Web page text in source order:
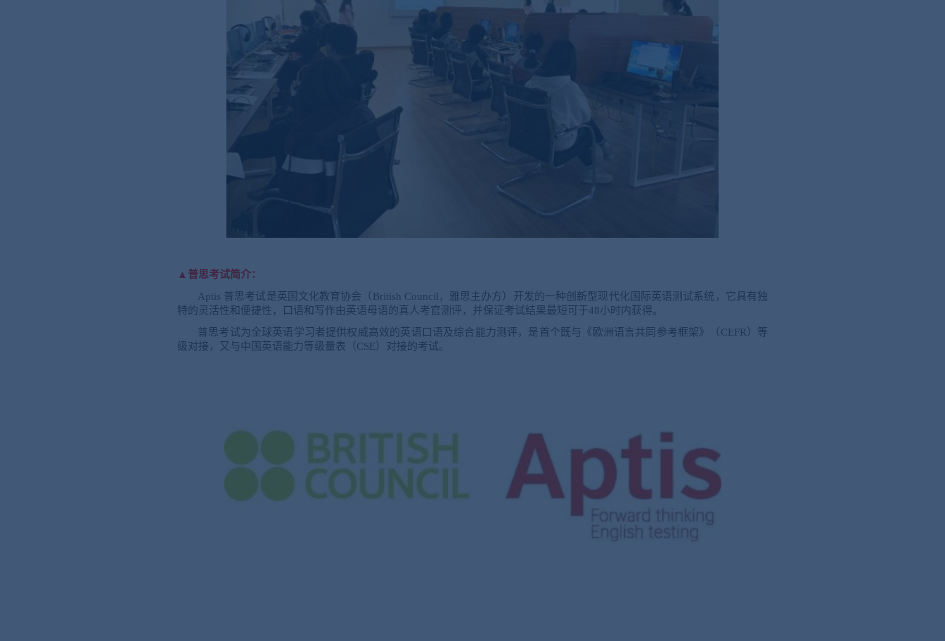
▲ 普思考试简介：
Aptis 普思考试是英国文化教育协会（British Council，雅思主办方）开发的一种创新型现代化国际英语测试系统，它具有独
特的灵活性和便捷性，口语和写作由英语母语的真人考官测评，并保证考试结果最短可于48小时内获得。
普思考试为全球英语学习者提供权威高效的英语口语及综合能力测评，是首个既与《欧洲语言共同参考框架》（ CEFR）等
级对接，又与中国英语能力等级量表（CSE）对接的考试。